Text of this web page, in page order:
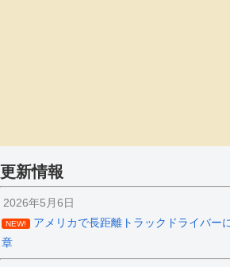
更新情報
2026年5月6日
NEW!
アメリカで長距離トラックドライバー
章